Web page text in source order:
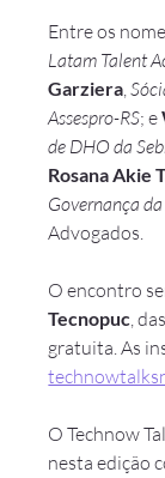
Entre os
Latam Talent
Garziera,
Assespro-RS; e
de DHO da
Rosana Akie
Governança
Advogados.
O encontro
Tecnopuc, das
gratuita. As
O Technow
nesta edição